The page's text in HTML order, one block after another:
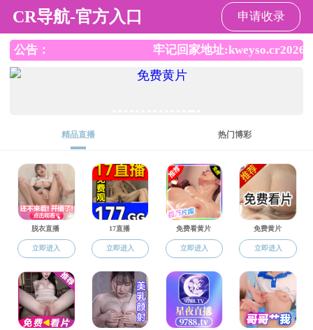
黑料社区
黑料社区概况 师资队伍
常用文档